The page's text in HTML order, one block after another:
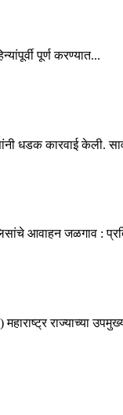
पूर्ण करण्यात...
धडक कारवाई केली.
आवाहन जळगाव :
राज्याच्या